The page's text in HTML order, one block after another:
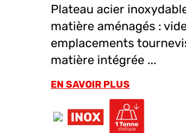
Plateau acier
matière aménagés :
emplacements
matière intégrée ...
EN SAVOIR PLUS